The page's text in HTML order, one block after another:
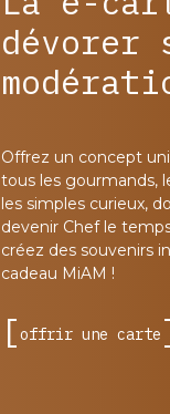
dévorer
Offrez un concept
tous les gourmands,
les simples curieux,
devenir Chef le
créez des souvenirs
cadeau MiAM !
offrir une carte